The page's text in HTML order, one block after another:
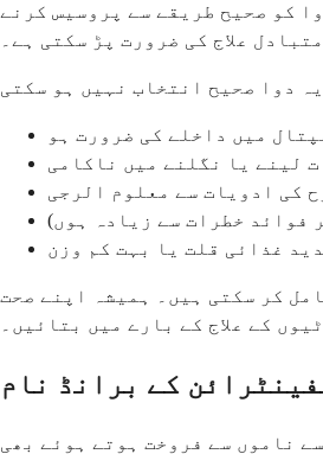
کو صحیح طریقے سے پروسیس کرنے
علاج کی ضرورت پڑ سکتی ہے۔
میں داخلے کی ضرورت ہو
لینے یا نگلنے میں ناکامی
کی ادویات سے معلوم الرجی
فوائد خطرات سے زیادہ ہوں)
غذائی قلت یا بہت کم وزن
کر سکتی ہیں۔ ہمیشہ اپنے صحت
کے علاج کے بارے میں بتائیں۔
کے برانڈ نام
ناموں سے فروخت ہوتے ہوئے بھی